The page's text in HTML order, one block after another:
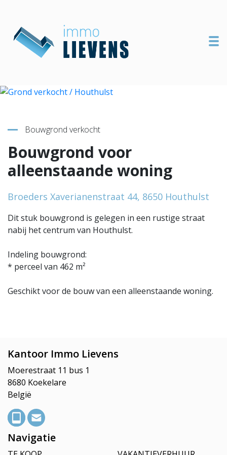
Terug naar overzicht
Bouwgrond verkocht
Bouwgrond voor
alleenstaande woning
Broeders Xaverianenstraat 44, 8650 Houthulst
Dit stuk bouwgrond is gelegen in een rustige straat
nabij het centrum van Houthulst.
Indeling bouwgrond:
* perceel van 462 m²
Geschikt voor de bouw van een alleenstaande woning.
Kantoor Immo Lievens
Moerestraat 11 bus 1
8680 Koekelare
België
Navigatie